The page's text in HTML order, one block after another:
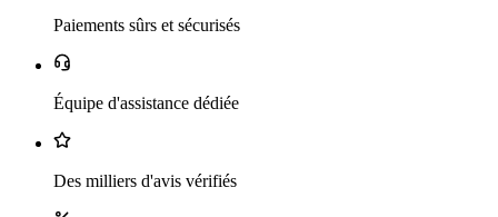
Paiements sûrs et sécurisés
Équipe d'assistance dédiée
Des milliers d'avis vérifiés